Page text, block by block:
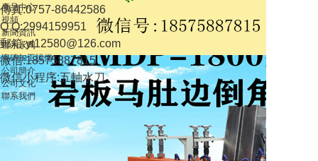
產品中心
視頻
新聞資訊
聯系永陶
瓷磚加工設備
公司簡介
公司文化
聯系我們
傳真:0757-86442586
Q Q:2994159951
郵箱:yt12580@126.com
微信:18575887815
微信小程序:五軸水刀